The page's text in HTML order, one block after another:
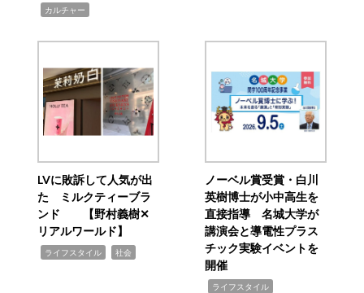
カルチャー
LVに敗訴して人気が出
た ミルクティーブラ
ンド 【野村義樹✕
リアルワールド】
ライフスタイル 社会
ノーベル賞受賞・白川
英樹博士が小中高生を
直接指導 名城大学が
講演会と導電性プラス
チック実験イベントを
開催
ライフスタイル